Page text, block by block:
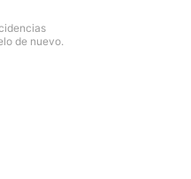
de nuevo.